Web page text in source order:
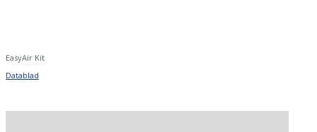
EasyAir Kit
Datablad